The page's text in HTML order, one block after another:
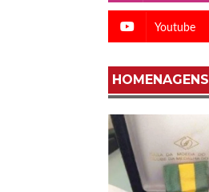
Youtube
HOMENAGENS